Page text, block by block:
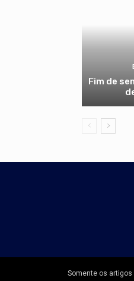
Fim de
Somente os